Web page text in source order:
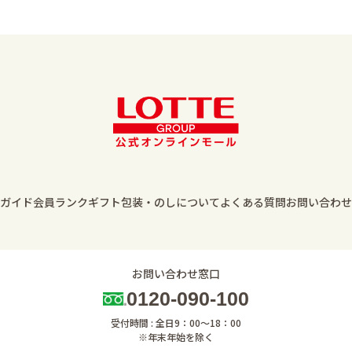
イド会員ランクギフト包装・のしについてよくある質問お問い合わせ
お問い合わせ窓口
0120-090-100
受付時間 : 全日9：00～18：00
※年末年始を除く